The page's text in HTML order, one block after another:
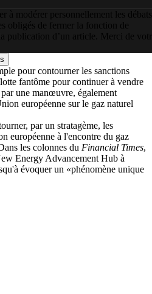
à modérer personnellement les débats
obligés de fermer la fonction de
publication d’un article. Merci de
pour contourner les sanctions
fantôme pour continuer à vendre
une manœuvre, également
européenne sur le gaz naturel
par un stratagème, les
européenne à l'encontre du gaz
les colonnes du Financial Times,
Energy Advancement Hub à
évoquer un «phénomène unique